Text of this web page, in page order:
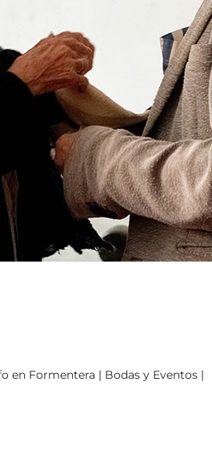
en Formentera | Bodas y Eventos |